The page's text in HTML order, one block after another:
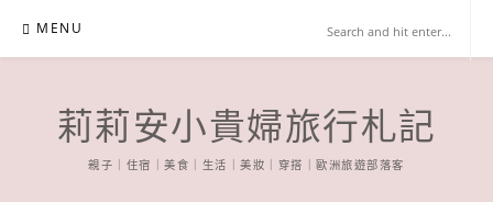
content
MENU
莉莉安小貴婦旅行札記
親子｜住宿｜美食｜生活｜美妝｜穿搭｜歐洲旅遊部落客